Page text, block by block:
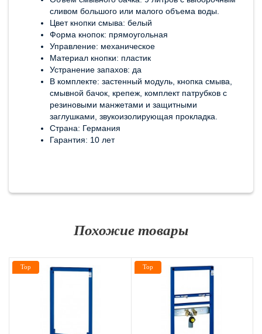
сливом большого или малого объема воды.
Цвет кнопки смыва: белый
Форма кнопок: прямоугольная
Управление: механическое
Материал кнопки: пластик
Устранение запахов: да
В комплекте: застенный модуль, кнопка смыва,
смывной бачок, крепеж, комплект патрубков с
резиновыми манжетами и защитными
заглушками, звукоизолирующая прокладка.
Страна: Германия
Гарантия: 10 лет
Похожие товары
Top Top